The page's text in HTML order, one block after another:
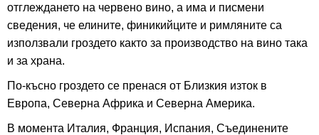
отглеждането на червено вино, а има и писмени
сведения, че елините, финикийците и римляните са
използвали гроздето както за производство на вино така
и за храна.
По-късно гроздето се пренася от Близкия изток в
Европа, Северна Африка и Северна Америка.
В момента Италия, Франция, Испания, Съединените